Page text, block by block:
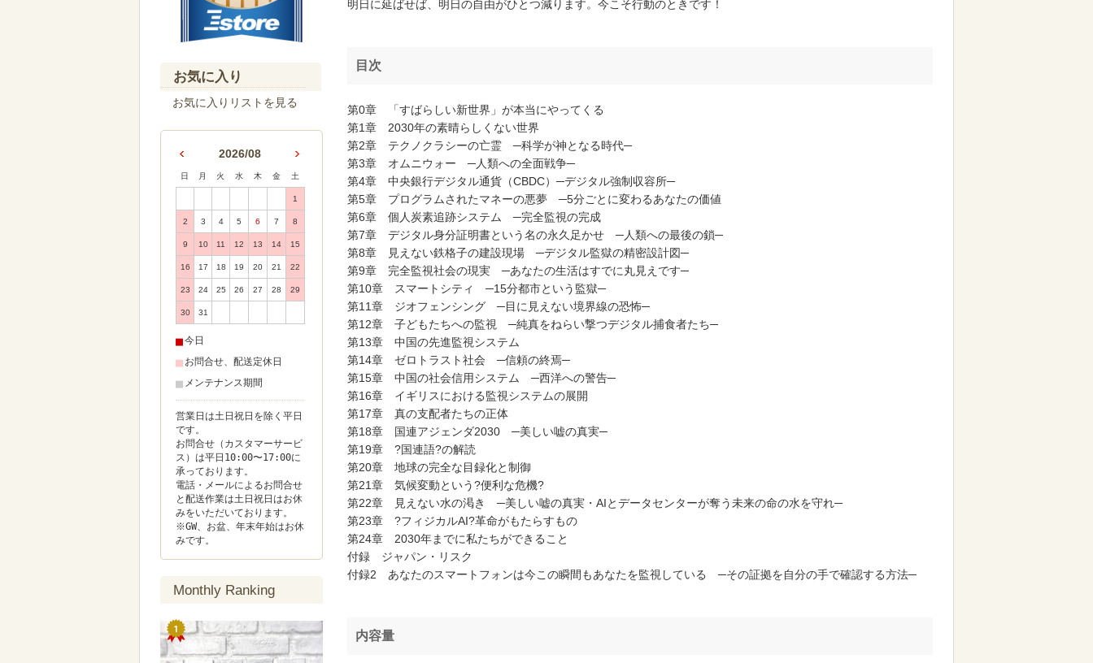
明日に延ばせば、明日の自由がひとつ減ります。今こそ行動のときです！
目次
第0章 「すばらしい新世界」が本当にやってくる
第1章 2030年の素晴らしくない世界
第2章 テクノクラシーの亡霊 ─科学が神となる時代─
第3章 オムニウォー ─人類への全面戦争─
第4章 中央銀行デジタル通貨（CBDC）─デジタル強制収容所─
第5章 プログラムされたマネーの悪夢 ─5分ごとに変わるあなたの価値
第6章 個人炭素追跡システム ─完全監視の完成
第7章 デジタル身分証明書という名の永久足かせ ─人類への最後の鎖─
第8章 見えない鉄格子の建設現場 ─デジタル監獄の精密設計図─
第9章 完全監視社会の現実 ─あなたの生活はすでに丸見えです─
第10章 スマートシティ ─15分都市という監獄─
第11章 ジオフェンシング ─目に見えない境界線の恐怖─
第12章 子どもたちへの監視 ─純真をねらい撃つデジタル捕食者たち─
第13章 中国の先進監視システム
第14章 ゼロトラスト社会 ─信頼の終焉─
第15章 中国の社会信用システム ─西洋への警告─
第16章 イギリスにおける監視システムの展開
第17章 真の支配者たちの正体
第18章 国連アジェンダ2030 ─美しい嘘の真実─
第19章 ?国連語?の解読
第20章 地球の完全な目録化と制御
第21章 気候変動という?便利な危機?
第22章 見えない水の渇き ─美しい嘘の真実・AIとデータセンターが奪う未来の命の水を守れ─
第23章 ?フィジカルAI?革命がもたらすもの
第24章 2030年までに私たちができること
付録 ジャパン・リスク
付録2 あなたのスマートフォンは今この瞬間もあなたを監視している ─その証拠を自分の手で確認する方法─
内容量
お気に入り
お気に入りリストを見る
2026/08
日 月 火 水 木 金 土
1
2 3 4 5 6 7 8
9 10 11 12 13 14 15
16 17 18 19 20 21 22
23 24 25 26 27 28 29
30 31
■今日
■ お問合せ、配送定休日
■ メンテナンス期間
営業日は土日祝日を除く平日
です。
お問合せ（カスタマーサービ
ス）は平日10:00〜17:00に
承っております。
電話・メールによるお問合せ
と配送作業は土日祝日はお休
みをいただいております。
※GW、お盆、年末年始はお休
みです。
Monthly Ranking